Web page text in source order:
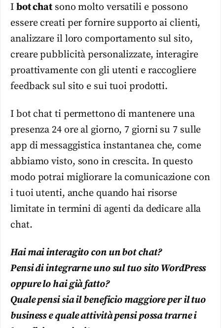
I bot chatsono molto versatili e possono
essere creati per fornire supporto ai clienti,
analizzare il loro comportamento sul sito,
creare pubblicità personalizzate, interagire
proattivamente con gli utenti e raccogliere
feedback sul sito e sui tuoi prodotti.
I bot chat ti permettono di mantenere una
presenza 24 ore al giorno, 7 giorni su 7 sulle
app di messaggistica instantanea che, come
abbiamo visto, sono in crescita. In questo
modo potrai migliorare la comunicazione con
i tuoi utenti, anche quando hai risorse
limitate in termini di agenti da dedicare alla
chat.
Hai mai interagito con un bot chat?
Pensi di integrarne uno sul tuo sito WordPress
oppure lo hai già fatto?
Quale pensi sia il beneficio maggiore per il tuo
business e quale attività pensi possa trarne i